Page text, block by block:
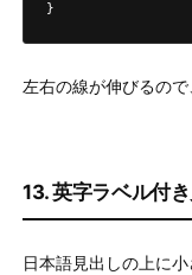
}
左右の線が伸びるの
13. 英字ラベル付
日本語見出しの上に